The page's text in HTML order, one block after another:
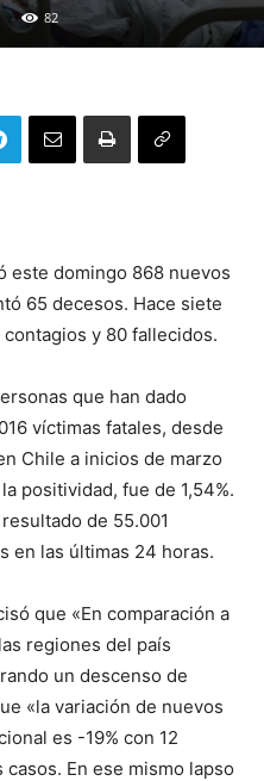
82
este domingo 868 nuevos
65 decesos. Hace siete
contagios y 80 fallecidos.
que han dado
víctimas fatales, desde
Chile a inicios de marzo
positividad, fue de 1,54%.
de 55.001
en las últimas 24 horas.
que «En comparación a
regiones del país
un descenso de
«la variación de nuevos
es -19% con 12
En ese mismo lapso